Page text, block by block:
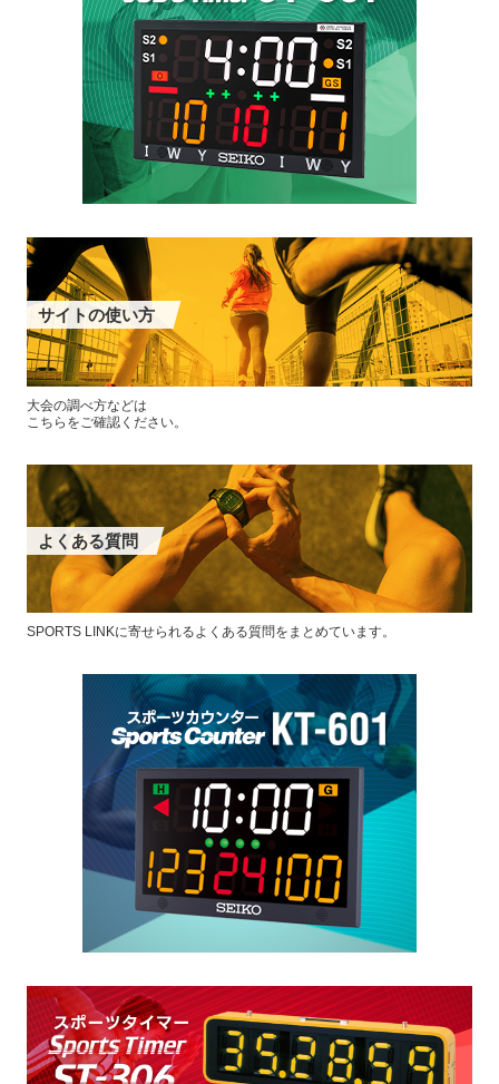
サイトの使い方
大会の調べ方などは
こちらをご確認ください。
よくある質問
SPORTS LINKに寄せられるよくある質問をまとめています。